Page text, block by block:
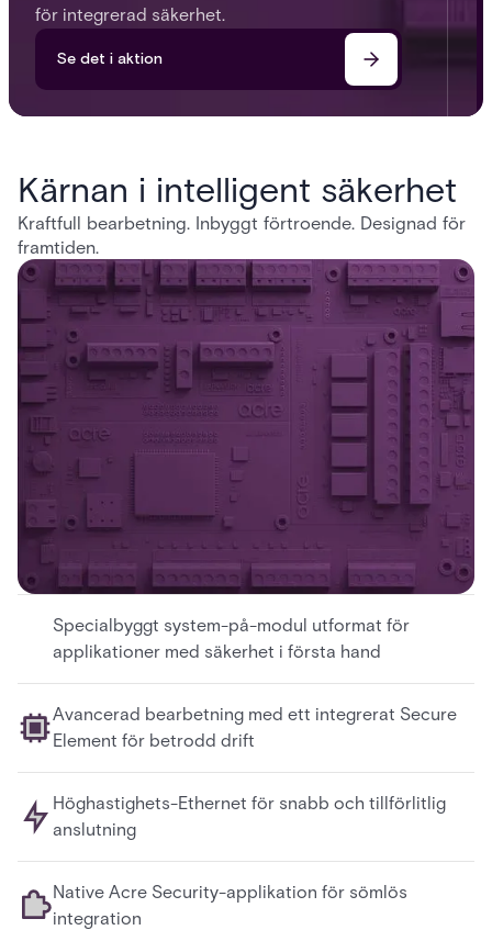
för integrerad säkerhet.
Se det i aktion
Kärnan i intelligent säkerhet
Kraftfull bearbetning. Inbyggt förtroende. Designad för
framtiden.
Specialbyggt system-på-modul utformat för
applikationer med säkerhet i första hand
Avancerad bearbetning med ett integrerat Secure
Element för betrodd drift
Höghastighets-Ethernet för snabb och tillförlitlig
anslutning
Native Acre Security-applikation för sömlös
integration